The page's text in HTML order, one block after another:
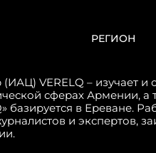
РЕГИОН
VERELQ – изучает
сферах Армении,
базируется в Ереване.
и экспертов,